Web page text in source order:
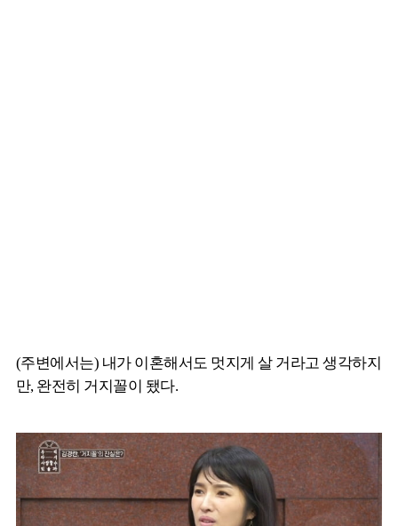
(주변에서는) 내가 이혼해서도 멋지게 살 거라고 생각하지
만, 완전히 거지꼴이 됐다.